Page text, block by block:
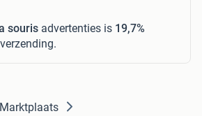
souris advertenties is 19,7%